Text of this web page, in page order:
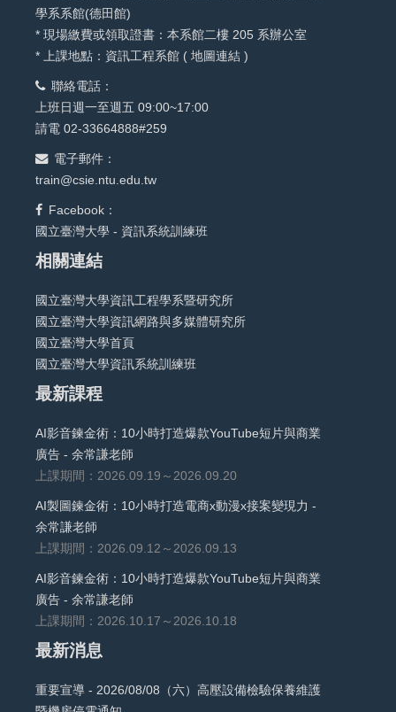
學系系館(德田館)
* 現場繳費或領取證書：本系館二樓 205 系辦公室
* 上課地點：資訊工程系館 ( 地圖連結 )
聯絡電話：
上班日週一至週五 09:00~17:00
請電 02-33664888#259
電子郵件：
train@csie.ntu.edu.tw
Facebook：
國立臺灣大學 - 資訊系統訓練班
相關連結
國立臺灣大學資訊工程學系暨研究所
國立臺灣大學資訊網路與多媒體研究所
國立臺灣大學首頁
國立臺灣大學資訊系統訓練班
最新課程
AI影音鍊金術：10小時打造爆款YouTube短片與商業
廣告 - 余常謙老師
上課期間：2026.09.19～2026.09.20
AI製圖鍊金術：10小時打造電商x動漫x接案變現力 -
余常謙老師
上課期間：2026.09.12～2026.09.13
AI影音鍊金術：10小時打造爆款YouTube短片與商業
廣告 - 余常謙老師
上課期間：2026.10.17～2026.10.18
最新消息
重要宣導 - 2026/08/08（六）高壓設備檢驗保養維護